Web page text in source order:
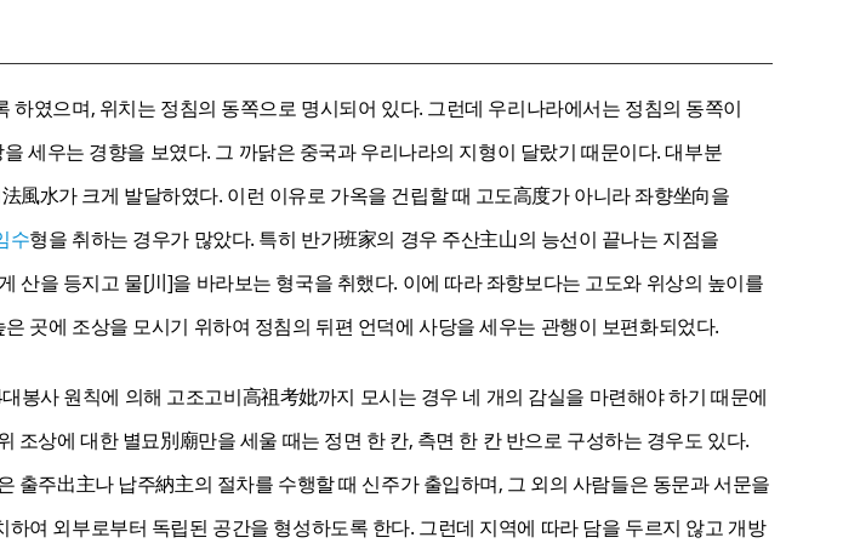
하였으며, 위치는 정침의 동쪽으로 명시되어 있다. 그런데 우리나라에서는 정침의 동쪽이
세우는 경향을 보였다. 그 까닭은 중국과 우리나라의 지형이 달랐기 때문이다. 대부분
風水가 크게 발달하였다. 이런 이유로 가옥을 건립할 때 고도高度가 아니라 좌향坐向을
수형을 취하는 경우가 많았다. 특히 반가班家의 경우 주산主山의 능선이 끝나는 지점을
산을 등지고 물[川]을 바라보는 형국을 취했다. 이에 따라 좌향보다는 고도와 위상의 높이를
곳에 조상을 모시기 위하여 정침의 뒤편 언덕에 사당을 세우는 관행이 보편화되었다.
봉사 원칙에 의해 고조고비高祖考妣까지 모시는 경우 네 개의 감실을 마련해야 하기 때문에
조상에 대한 별묘別廟만을 세울 때는 정면 한 칸, 측면 한 칸 반으로 구성하는 경우도 있다.
출주出主나 납주納主의 절차를 수행할 때 신주가 출입하며, 그 외의 사람들은 동문과 서문을
여 외부로부터 독립된 공간을 형성하도록 한다. 그런데 지역에 따라 담을 두르지 않고 개방